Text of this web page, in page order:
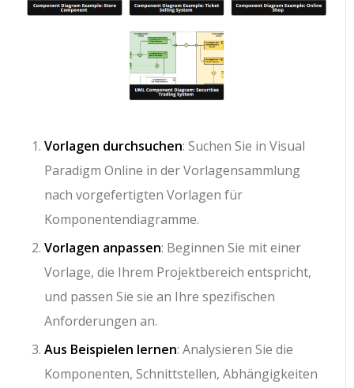
Vorlagen durchsuchen: Suchen Sie in Visual
Paradigm Online in der Vorlagensammlung
nach vorgefertigten Vorlagen für
Komponentendiagramme.
Vorlagen anpassen: Beginnen Sie mit einer
Vorlage, die Ihrem Projektbereich entspricht,
und passen Sie sie an Ihre spezifischen
Anforderungen an.
Aus Beispielen lernen: Analysieren Sie die
Komponenten, Schnittstellen, Abhängigkeiten